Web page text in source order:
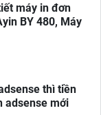
máy in đơn
BY 480, Máy
thì tiền
adsense mới